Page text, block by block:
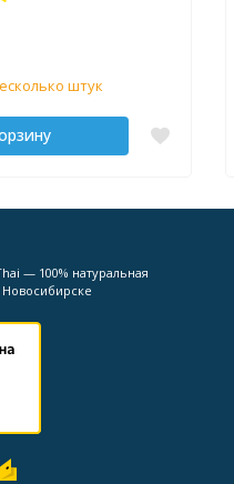
штук
— 100% натуральная
Новосибирске